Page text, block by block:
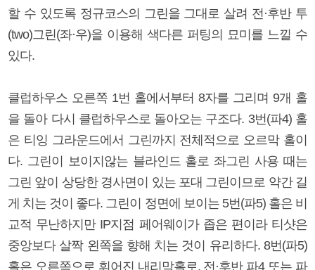
할 수 있도록 정규코스의 그린을 그대로 살려 전·후반 투
(two)그린(좌·우)을 이용해 색다른 퍼팅의 묘미를 느낄 수
있다.
클럽하우스 오른쪽 1번 홀에서부터 8자를 그리며 9개 홀
을 돌아 다시 클럽하우스로 돌아오는 구조다. 3번(파4) 홀
은 티잉 그라운드에서 그린까지 전체적으로 오르막 홀이
다. 그린이 보이지않는 블라인드 홀로 좌그린 사용 때는
그린 앞이 상당한 경사면이 있는 포대 그린이므로 약간 길
게 치는 것이 좋다. 그린이 정면에 보이는 5번(파5) 홀은 비
교적 무난하지만 IP지점 페어웨이가 좁은 편이라 티샷은
중앙보다 살짝 왼쪽을 향해 치는 것이 유리하다. 8번(파5)
홀은 오른쪽으로 휘어진 내리막홀로, 전·후반 파4 또는 파